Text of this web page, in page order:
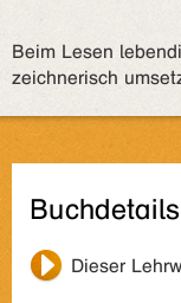
Beim Lesen
zeichnerisch
Dieser